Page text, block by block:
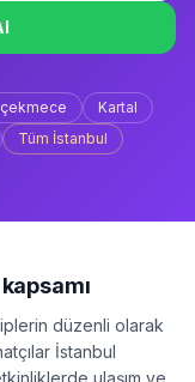
Kartal
Tüm İstanbul
düzenli olarak
İstanbul
ulaşım ve